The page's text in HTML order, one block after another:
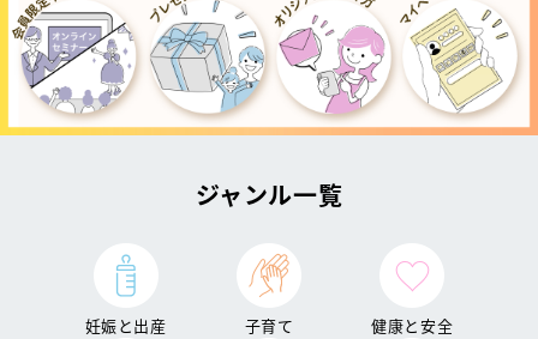
ジャンル一覧
妊娠と出産 子育て 健康と安全